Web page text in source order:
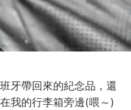
牙帶回來的紀念品，還
我的行李箱旁邊(喂～)